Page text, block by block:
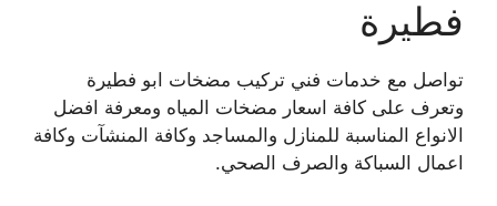
فطيرة
تواصل مع خدمات فني تركيب مضخات ابو فطيرة
وتعرف على كافة اسعار مضخات المياه ومعرفة افضل
الانواع المناسبة للمنازل والمساجد وكافة المنشآت وكافة
اعمال السباكة والصرف الصحي.